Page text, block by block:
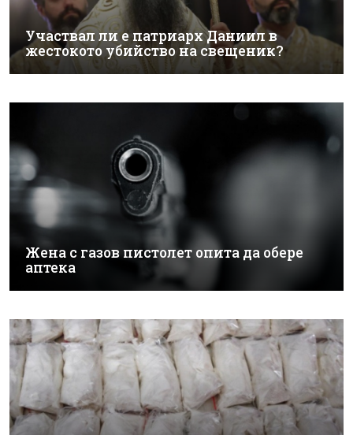
Участвал ли е патриарх Даниил в
жестокото убийство на свещеник?
Жена с газов пистолет опита да обере
аптека